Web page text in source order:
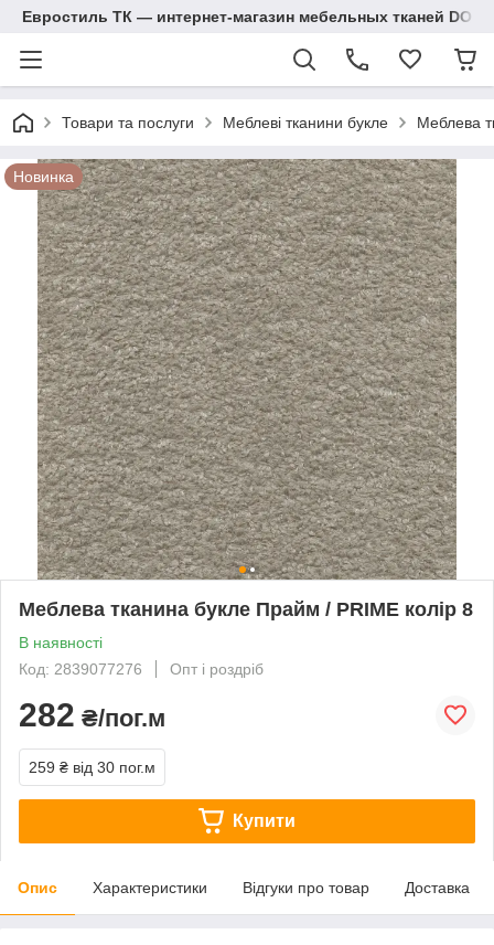
Евростиль ТК — интернет-магазин мебельных тканей
Товари та послуги Меблеві тканини букле Меблева
Новинка
Меблева тканина букле Прайм / PRIME колір 8
В наявності
Код: 2839077276
Опт і роздріб
282 ₴/пог.м
259 ₴ від 30 пог.м
Купити
Опис Характеристики Відгуки про товар Доставка